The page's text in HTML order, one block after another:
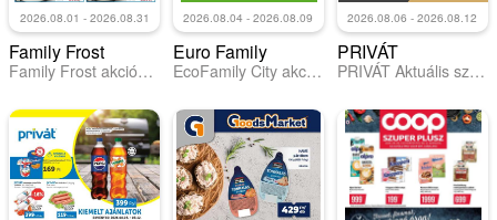
2026.08.01 - 2026.08.31
Family Frost
Family Frost akciós újság
2026.08.04 - 2026.08.09
Euro Family
EcoFamily City akciós újság
2026.08.06 - 2026.08.12
PRIVÁT
PRIVÁT Aktuális szórólap MAX